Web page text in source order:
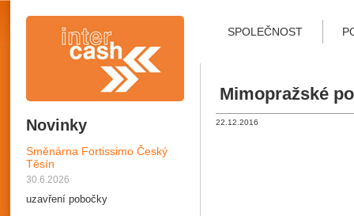
SPOLEČNOST
Novinky
Směnárna Fortissimo Český
Těsín
30.6.2026
uzavření pobočky
Mimopražské
22.12.2016